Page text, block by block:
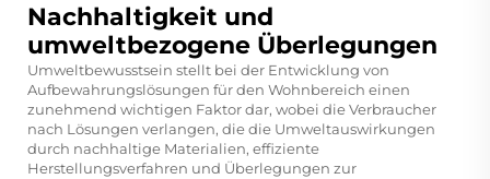
Nachhaltigkeit und
umweltbezogene Überlegungen
Umweltbewusstsein stellt bei der Entwicklung von
Aufbewahrungslösungen für den Wohnbereich einen
zunehmend wichtigen Faktor dar, wobei die Verbraucher
nach Lösungen verlangen, die die Umweltauswirkungen
durch nachhaltige Materialien, effiziente
Herstellungsverfahren und Überlegungen zur